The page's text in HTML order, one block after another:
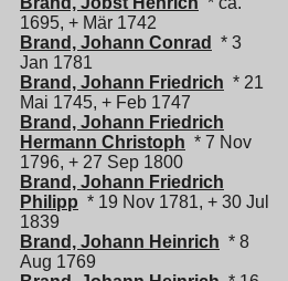
1695, + Mär 1742
Brand, Johann Conrad
* 3
Jan 1781
Brand, Johann Friedrich * 21
Mai 1745, + Feb 1747
Brand, Johann Friedrich
Hermann Christoph * 7 Nov
1796, + 27 Sep 1800
Brand, Johann Friedrich
Philipp * 19 Nov 1781, + 30 Jul
1839
Brand, Johann Heinrich * 8
Aug 1769